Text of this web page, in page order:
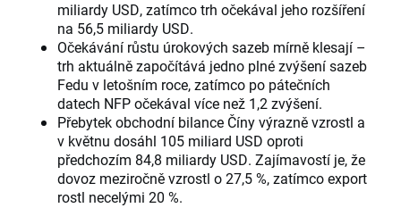
miliardy USD, zatímco trh očekával jeho rozšíření
na 56,5 miliardy USD.
Očekávání růstu úrokových sazeb mírně klesají –
trh aktuálně započítává jedno plné zvýšení sazeb
Fedu v letošním roce, zatímco po pátečních
datech NFP očekával více než 1,2 zvýšení.
Přebytek obchodní bilance Číny výrazně vzrostl a
v květnu dosáhl 105 miliard USD oproti
předchozím 84,8 miliardy USD. Zajímavostí je, že
dovoz meziročně vzrostl o 27,5 %, zatímco export
rostl necelými 20 %.